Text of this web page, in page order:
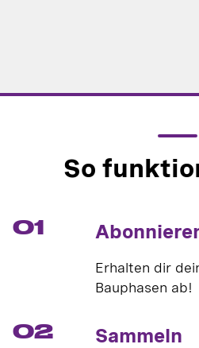
So
01
Erhalten dir
Bauphasen ab!
02 Sammeln